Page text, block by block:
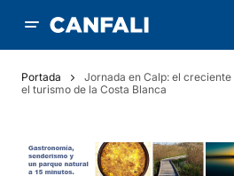
Portada
Jornada en Calp: el
el turismo de la Costa Blanca